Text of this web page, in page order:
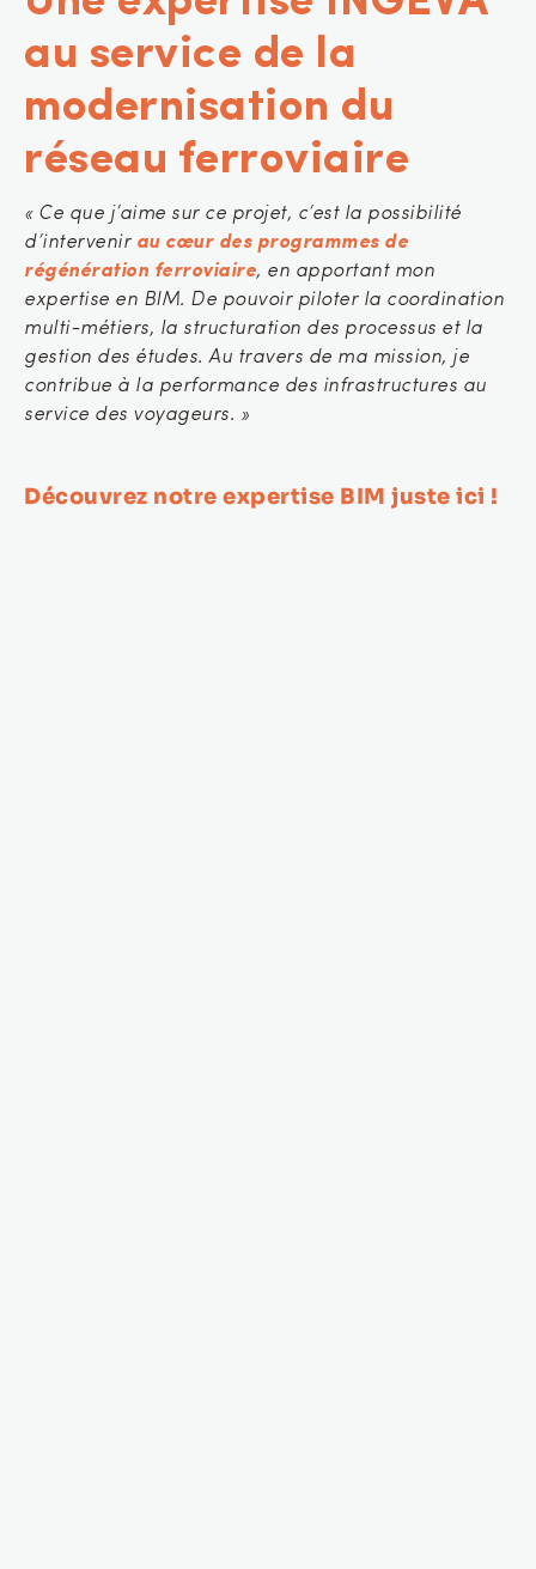
au service de la
modernisation du
réseau ferroviaire
« Ce que j’aime sur ce projet, c’est la possibilité
d’intervenir au cœur des programmes de
régénération ferroviaire, en apportant mon
expertise en BIM. De pouvoir piloter la coordination
multi-métiers, la structuration des processus et la
gestion des études. Au travers de ma mission, je
contribue à la performance des infrastructures au
service des voyageurs. »
Découvrez notre expertise BIM juste ici !